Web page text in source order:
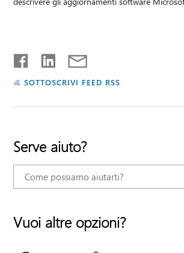
SOTTOSCRIVI FEED RSS
Serve aiuto?
Vuoi altre opzioni?